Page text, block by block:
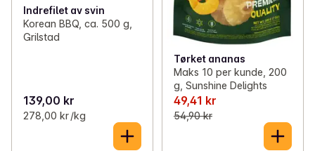
Indrefilet av svin
Korean BBQ, ca. 500 g,
Grilstad
139,00 kr
278,00 kr /kg
Tørket ananas
Maks 10 per kunde, 200
g, Sunshine Delights
49,41 kr
54,90 kr